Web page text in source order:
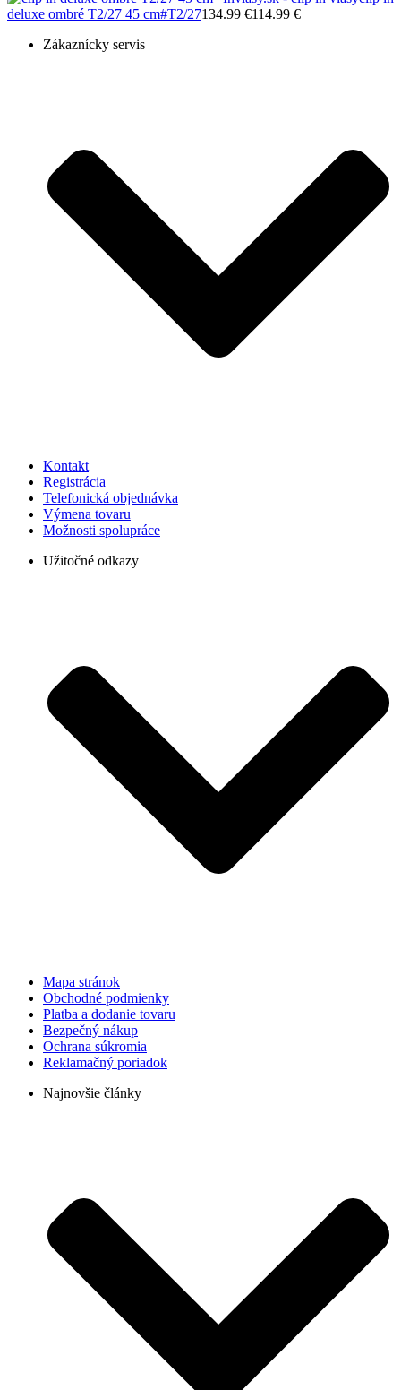
deluxe ombré T2/27 45 cm#T2/27134.99 €114.99 €
Zákaznícky servis
Kontakt
Registrácia
Telefonická objednávka
Výmena tovaru
Možnosti spolupráce
Užitočné odkazy
Mapa stránok
Obchodné podmienky
Platba a dodanie tovaru
Bezpečný nákup
Ochrana súkromia
Reklamačný poriadok
Najnovšie články